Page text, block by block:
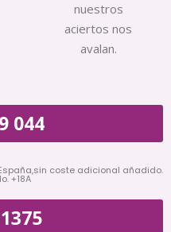
nuestros
aciertos nos
avalan.
044
coste adicional añadido.
+18A